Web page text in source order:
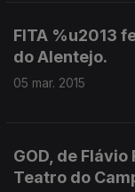
FITA %u2013
do Alentejo.
05 mar. 2015
GOD, de
Teatro do